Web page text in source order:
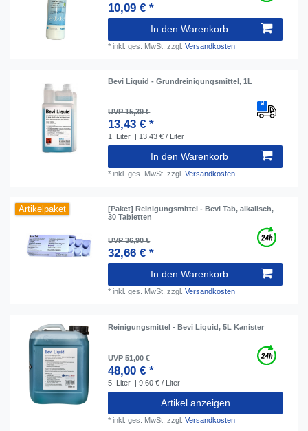
10,09 € *
In den Warenkorb
*inkl. ges. MwSt. zzgl.Versandkosten
Bevi Liquid - Grundreinigungsmittel, 1L
UVP 15,39 €
13,43 € *
1 Liter | 13,43 € / Liter
In den Warenkorb
*inkl. ges. MwSt. zzgl.Versandkosten
Artikelpaket
[Paket] Reinigungsmittel - Bevi Tab, alkalisch,
30 Tabletten
UVP 36,90 €
32,66 € *
In den Warenkorb
*inkl. ges. MwSt. zzgl.Versandkosten
Reinigungsmittel - Bevi Liquid, 5L Kanister
UVP 51,00 €
48,00 € *
5 Liter | 9,60 € / Liter
Artikel anzeigen
*inkl. ges. MwSt. zzgl.Versandkosten